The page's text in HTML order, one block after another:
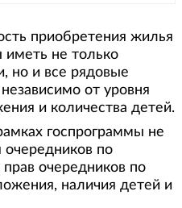
приобретения жилья
не только
но и все рядовые
от уровня
и количества детей.
госпрограммы не
по
очередников по
наличия детей и